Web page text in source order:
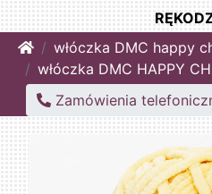
Homewłóczka DMC happy
włóczka DMC HAPPY
Zamówienia